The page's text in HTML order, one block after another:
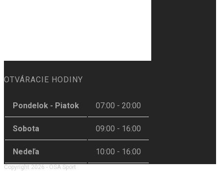
OTVÁRACIE HODINY
Pondelok - Piatok 07:00 - 20:00
Sobota 09:00 - 16:00
Nedeľa 10:00 - 16:00
Copyright 2026 - OSA Sport